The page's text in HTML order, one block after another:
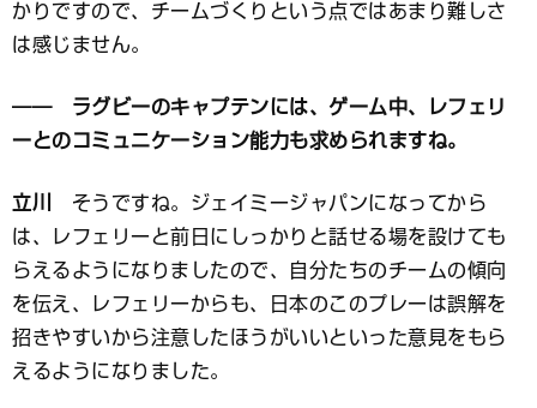
かりですので、チームづくりという点ではあまり難しさ
は感じません。
―― ラグビーのキャプテンには、ゲーム中、レフェリ
ーとのコミュニケーション能力も求められますね。
立川
そうですね。ジェイミージャパンになってから
は、レフェリーと前日にしっかりと話せる場を設けても
らえるようになりましたので、自分たちのチームの傾向
を伝え、レフェリーからも、日本のこのプレーは誤解を
招きやすいから注意したほうがいいといった意見をもら
えるようになりました。